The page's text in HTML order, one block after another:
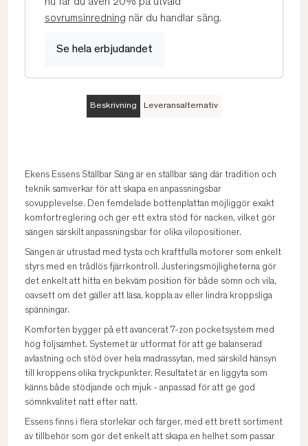
sovrumsinredning när du handlar säng.
Se hela erbjudandet
Beskrivning Leveransalternativ
Ekens Essens Ställbar Säng är en ställbar säng där tradition och
teknik samverkar för att skapa en anpassningsbar
sovupplevelse. Den femdelade bottenplattan möjliggör exakt
komfortreglering och ger ett extra stöd för nacken, vilket gör
sängen särskilt anpassningsbar för olika vilopositioner.
Sängen är utrustad med tysta och kraftfulla motorer som enkelt
styrs med en trådlös fjärrkontroll. Justeringsmöjligheterna gör
det enkelt att hitta en bekväm position för både sömn och vila,
oavsett om det gäller att läsa, koppla av eller lindra kroppsliga
spänningar.
Komforten bygger på ett avancerat 7-zon pocketsystem med
hög följsamhet. Systemet är utformat för att ge balanserad
avlastning och stöd över hela madrassytan, med särskild hänsyn
till kroppens olika tryckpunkter. Resultatet är en liggyta som
känns både stödjande och mjuk - anpassad för att ge god
sömnkvalitet natt efter natt.
Essens finns i flera storlekar och färger, med ett brett sortiment
av tillbehör som gör det enkelt att skapa en helhet som passar